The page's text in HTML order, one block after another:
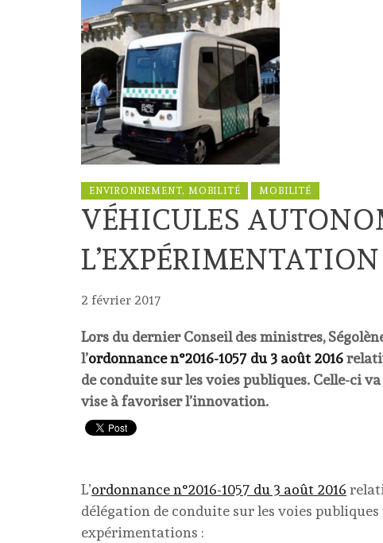
ENVIRONNEMENT, MOBILITÉ MOBILITÉ
VÉHICULES
L’EXPÉRIMENTATION
2 février 2017
Lors du dernier Conseil des ministres,
l’ordonnance n°2016-1057 du 3 août 2016
de conduite sur les voies publiques. Celle-ci
vise à favoriser l’innovation.
L’ordonnance n°2016-1057 du 3 août 2016
délégation de conduite sur les voies
expérimentations :